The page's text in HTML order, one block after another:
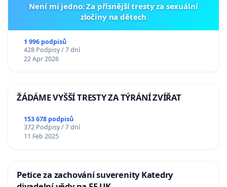
Není mi jedno: Za přísnější tresty za sexuální
zločiny na dětech
1 996 podpisů
428 Podpisy / 7 dní
22 Apr 2026
ŽÁDÁME VYŠŠÍ TRESTY ZA TÝRÁNÍ ZVÍŘAT
153 678 podpisů
372 Podpisy / 7 dní
11 Feb 2025
Petice za zachování suverenity Katedry